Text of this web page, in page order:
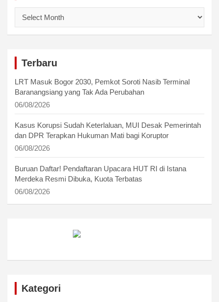
Berita
Terbaru
LRT Masuk Bogor 2030, Pemkot Soroti Nasib Terminal
Baranangsiang yang Tak Ada Perubahan
06/08/2026
Kasus Korupsi Sudah Keterlaluan, MUI Desak Pemerintah
dan DPR Terapkan Hukuman Mati bagi Koruptor
06/08/2026
Buruan Daftar! Pendaftaran Upacara HUT RI di Istana
Merdeka Resmi Dibuka, Kuota Terbatas
06/08/2026
Kategori